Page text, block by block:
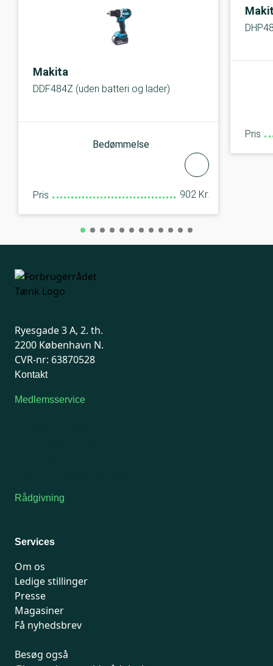
Makita
DDF484Z (uden batteri og lader)
Bedømmelse
Pris 902 Kr.
Pris
Ryesgade 3 A, 2. th.
2200 København N.
CVR-nr: 63870528
Kontakt
Medlemsservice
Rådgivning
Services
Om os
Ledige stillinger
Presse
Magasiner
Få nyhedsbrev
Besøg også